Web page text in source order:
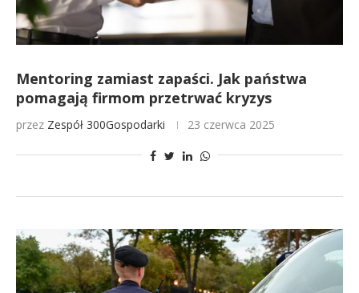
Mentoring zamiast zapaści. Jak państwa
pomagają firmom przetrwać kryzys
przez Zespół 300Gospodarki 23 czerwca 2025